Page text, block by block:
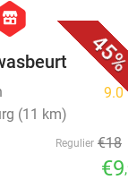
store
9.0
(11 km)
Regulier €18
€9